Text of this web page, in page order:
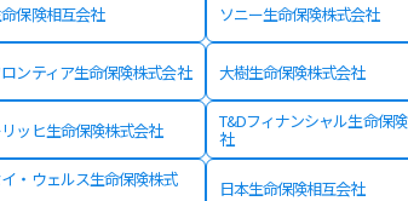
保険相互会社 ソニー生命保険株式会社
ンティア生命保険株式会社 大樹生命保険株式会社
ッヒ生命保険株式会社 T&Dフィナンシャル生命保
社
・ウェルス生命保険株式 日本生命保険相互会社